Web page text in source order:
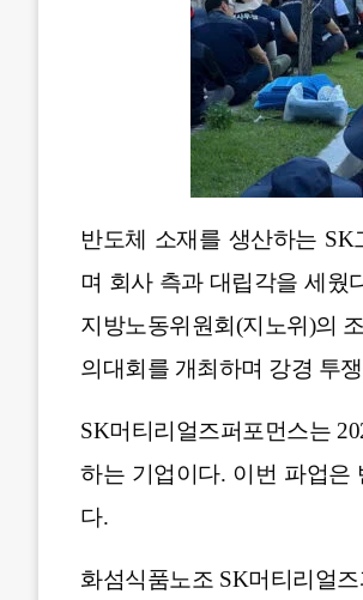
반도체 소재를 생산하는
며 회사 측과 대립각을 세웠
지방노동위원회(지노위)의
의대회를 개최하며 강경 투
SK머티리얼즈퍼포먼스는
하는 기업이다. 이번 파업은
다.
화섬식품노조 SK머티리얼